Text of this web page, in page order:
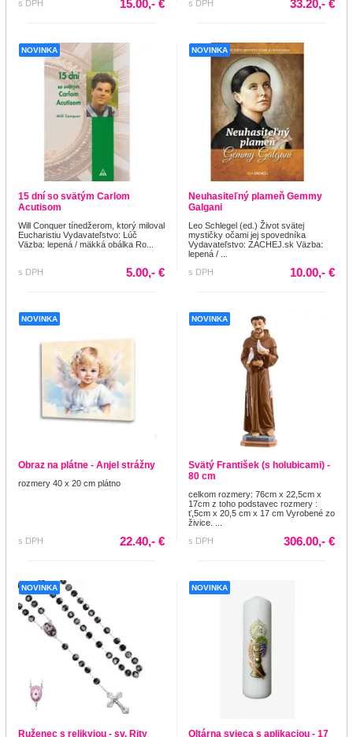
s DPH
15.00,- € s DPH 33.20,- €
NOVINKA
15 dní so svätým Carlom
Acutisom
Will Conquer tínedžerom, ktorý miloval
Eucharistiu Vydavateľstvo: Lúč
Väzba: lepená / mäkká obálka Ro...
s DPH 5.00,- €
NOVINKA
Neuhasiteľný plameň Gemmy
Galgani
Leo Schlegel (ed.) Život svätej
mystičky očami jej spovedníka
Vydavateľstvo: ZACHEJ.sk Väzba:
lepená / ...
s DPH
10.00,- €
NOVINKA
Obraz na plátne - Anjel strážny
rozmery 40 x 20 cm plátno
s DPH 22.40,- €
NOVINKA
Svätý František (s holubicami) -
80 cm
celkom rozmery: 76cm x 22,5cm x
17cm z toho podstavec rozmery :
ť,5cm x 20,5 cm x 17 cm Vyrobené zo
živice. ...
s DPH
306.00,- €
NOVINKA
Ruženec s relikviou - sv. Rity
NOVINKA
Oltárna svieca s aplikaciou - 17